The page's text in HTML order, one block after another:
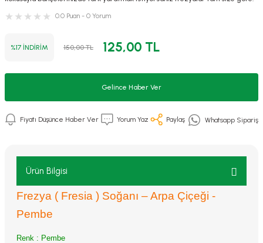
0.0 Puan - 0 Yorum
%17 İNDİRİM 150,00 TL 125,00 TL
Gelince Haber Ver
Fiyatı Düşünce Haber Ver Yorum Yaz Paylaş Whatsapp Sipariş
Ürün Bilgisi
Frezya ( Fresia ) Soğanı – Arpa Çiçeği -
Pembe
Renk : Pembe